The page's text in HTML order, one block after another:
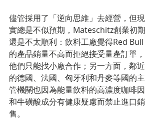
儘管採用了「逆向思維」去經營，但現
實總是不似預期，Mateschitz創業初期
還是不太順利：飲料工廠覺得Red Bull
的產品銷量不高而拒絕接受量產訂單，
他們只能找小廠合作；另一方面，鄰近
的德國、法國、匈牙利和丹麥等國的主
管機關也因為能量飲料的高濃度咖啡因
和牛磺酸成分有健康疑慮而禁止進口銷
售。